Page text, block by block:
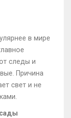
в мире
следы и
Причина
свет и не